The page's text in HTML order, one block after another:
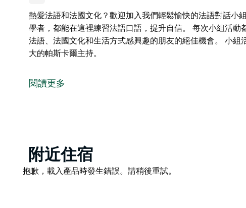
熱愛法語和法國文化？歡迎加入我們輕鬆愉快的法語對話小
學者，都能在這裡練習法語口語，提升自信。 每次小組活
法語、法國文化和生活方式感興趣的朋友的絕佳機會。 小
大的帕斯卡爾主持。
學者，都能在這裡練習法語口語，提升自信。
閱讀更多
Product
List
附近住宿
Product
抱歉，載入產品時發生錯誤。請稍後重試。